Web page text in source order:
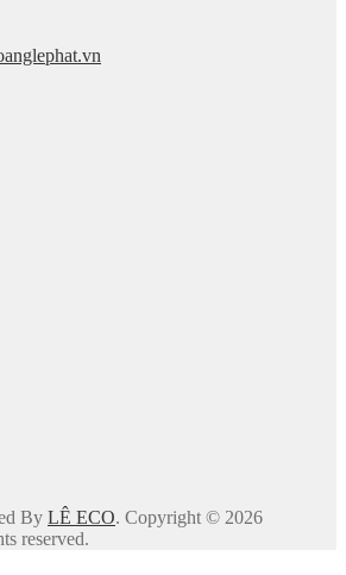
By LÊ ECO. Copyright © 2026
reserved.